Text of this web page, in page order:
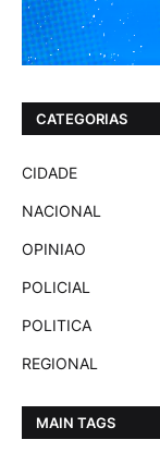
CATEGORIAS
CIDADE
NACIONAL
OPINIAO
POLICIAL
POLITICA
REGIONAL
MAIN TAGS